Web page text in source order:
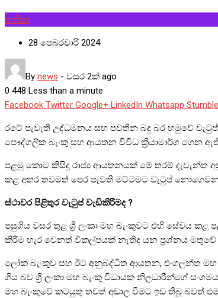
කතිකා
28 පෙබරවාරි 2024
By news - වසර 2ක් ago
0 448 Less than a minute
Facebook Twitter Google+ LinkedIn Whatsapp
රටේ පැවැති උද්ධමනය සහ පවතින බදු බර හමුවේ
පෞද්ගලික බැංකු සහ ආයතන විවිධ ක්‍රියාමාර්ග ගෙන
පළමු කොට කිසිදු රාජ්‍ය ආයතනයක් මේ තරම්
කළ අතර තවමත් පෙර පැවති මට්ටමට වැටුප්
ස්ථාවර පිළිතුර වැටුප් වැඩිකිරීමද ?
පසුගිය වසර තුළ ශ්‍රී ලංකා මහ බැංකුවට එහි සේවය
කිරීම හැර වෙනත් විකල්පයක් නැතිද යන ප්‍රශ්නය මතුවේ
ලෝක බැංකුව සහ ඊට අනුබද්ධිත ආයතන, එංගලන්ත
ගිය බව ශ්‍රී ලංකා මහ බැංකු විධායක නිලධාරීන්ගේ
මහ බැංකුවේ කටයුතු තවත් අඩාල වීමට ඉඩ තිබූ බවත් එම